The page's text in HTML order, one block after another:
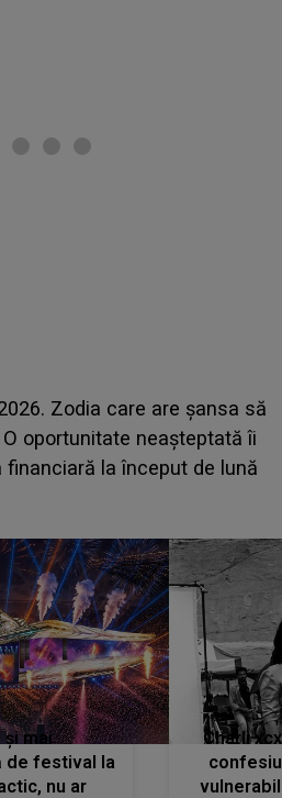
prima zi. Cine sunt artiștii
de la ce ore au loc cele mai
principală?
și mai
de festival la
nu ar
Charli